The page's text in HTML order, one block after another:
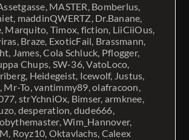
MASTER, Bomberlus,
maddinQWERTZ, Dr.Banane,
Marquito, Timox, fiction, LiiCiiOus,
Braze, ExoticFail, Brassmann,
James, Cola Schluck, Pflogger,
Chups, SW-36, VatoLoco,
Heidegeist, Icewolf, Justus,
Mr-To, vantimmy89, olafracoon,
strYchniOx, Bimser, armknee,
desperation, dude666,
Wim_Hannover,
Royz10, Oktavlachs, Caleex